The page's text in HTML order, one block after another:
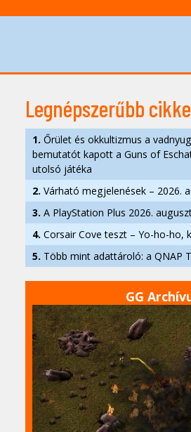
Legnépszerűbb
1. Őrület és okkultizmus a
bemutatót kapott a Guns of
utolsó játéka
2. Várható megjelenések – 2026.
3. A PlayStation Plus 2026.
4. Corsair Cove teszt – Yo-ho-ho,
5. Több mint adattároló: a QNAP
GG